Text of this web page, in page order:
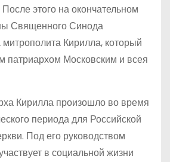
этого на окончательном
Священного Синода
митрополита Кирилла, который
Московским и всея
Кирилла произошло во время
периода для Российской
Под его руководством
в социальной жизни